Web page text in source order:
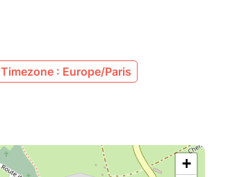
Timezone : Europe/Paris
+